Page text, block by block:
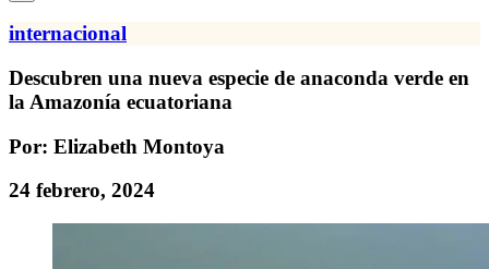
internacional
Descubren una nueva especie de anaconda verde en
la Amazonía ecuatoriana
Por: Elizabeth Montoya
24 febrero, 2024